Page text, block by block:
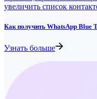
увеличить список
Как получить WhatsApp Blue
Узнать больше